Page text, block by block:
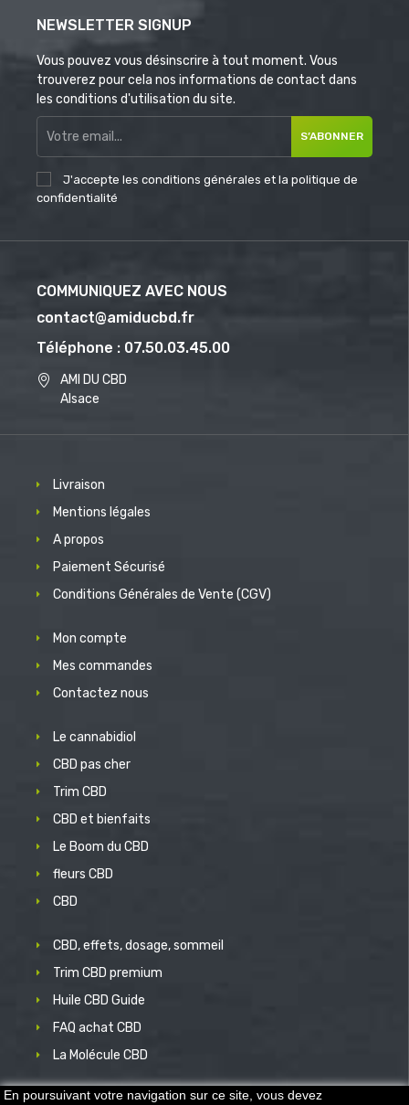
NEWSLETTER SIGNUP
Vous pouvez vous désinscrire à tout moment. Vous
trouverez pour cela nos informations de contact dans
les conditions d'utilisation du site.
S’ABONNER
J'accepte les conditions générales et la politique de
confidentialité
COMMUNIQUEZ AVEC NOUS
contact@amiducbd.fr
Téléphone : 07.50.03.45.00
AMI DU CBD
Alsace
Livraison
Mentions légales
A propos
Paiement Sécurisé
Conditions Générales de Vente (CGV)
Mon compte
Mes commandes
Contactez nous
Le cannabidiol
CBD pas cher
Trim CBD
CBD et bienfaits
Le Boom du CBD
fleurs CBD
CBD
CBD, effets, dosage, sommeil
Trim CBD premium
Huile CBD Guide
FAQ achat CBD
La Molécule CBD
En poursuivant votre navigation sur ce site, vous devez